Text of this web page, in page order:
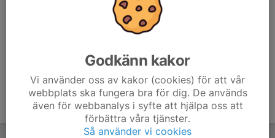
Godkänn kakor
Vi använder oss av kakor (cookies) för att vår
webbplats ska fungera bra för dig. De används
även för webbanalys i syfte att hjälpa oss att
förbättra våra tjänster.
Så använder vi cookies